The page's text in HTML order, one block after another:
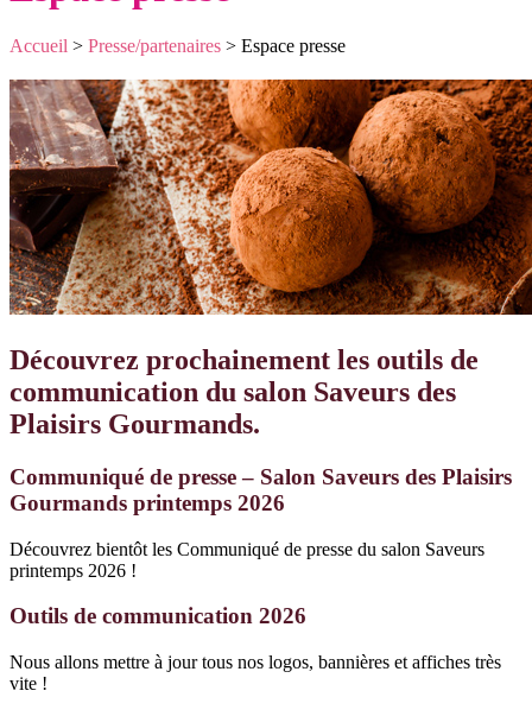
Accueil > Presse/partenaires > Espace presse
Découvrez prochainement les outils de
communication du salon Saveurs des
Plaisirs Gourmands.
Communiqué de presse – Salon Saveurs des Plaisirs
Gourmands printemps 2026
Découvrez bientôt les Communiqué de presse du salon Saveurs
printemps 2026 !
Outils de communication 2026
Nous allons mettre à jour tous nos logos, bannières et affiches très
vite !